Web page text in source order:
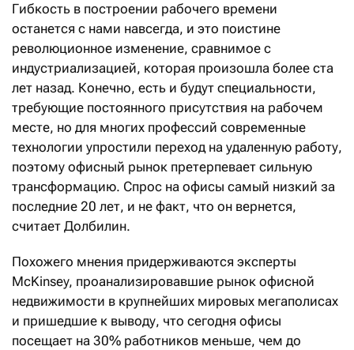
Гибкость в построении рабочего времени
останется с нами навсегда, и это поистине
революционное изменение, сравнимое с
индустриализацией, которая произошла более ста
лет назад. Конечно, есть и будут специальности,
требующие постоянного присутствия на рабочем
месте, но для многих профессий современные
технологии упростили переход на удаленную работу,
поэтому офисный рынок претерпевает сильную
трансформацию. Спрос на офисы самый низкий за
последние 20 лет, и не факт, что он вернется,
считает Долбилин.
Похожего мнения придерживаются эксперты
McKinsey, проанализировавшие рынок офисной
недвижимости в крупнейших мировых мегаполисах
и пришедшие к выводу, что сегодня офисы
посещает на 30% работников меньше, чем до